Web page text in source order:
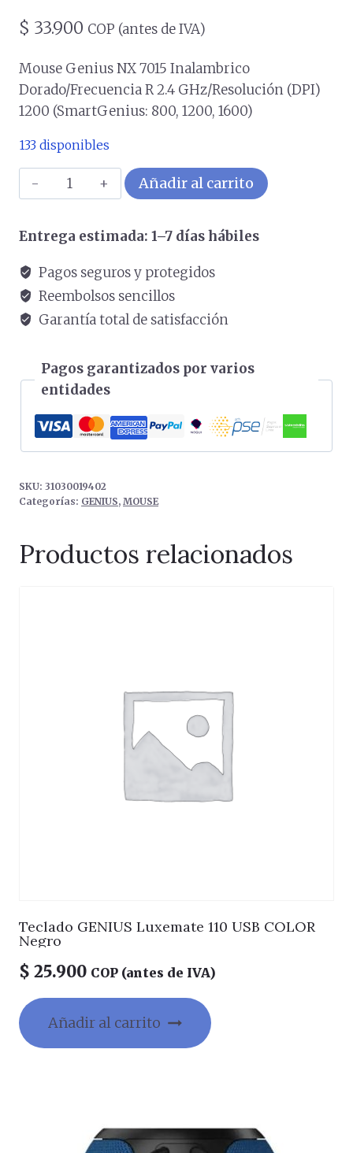
$ 33.900 COP (antes de IVA)
Mouse Genius NX 7015 Inalambrico
Dorado/Frecuencia R 2.4 GHz/Resolución (DPI)
1200 (SmartGenius: 800, 1200, 1600)
133 disponibles
Mouse
GENIUS
7015
COLOR
Dorado
cantidad
Añadir al carrito
Entrega estimada: 1–7 días hábiles
Pagos seguros y protegidos
Reembolsos sencillos
Garantía total de satisfacción
Pagos garantizados por varios
entidades
SKU: 31030019402
Categorías: GENIUS, MOUSE
Productos relacionados
Teclado GENIUS Luxemate 110 USB COLOR
Negro
$ 25.900 COP (antes de IVA)
Añadir al carrito